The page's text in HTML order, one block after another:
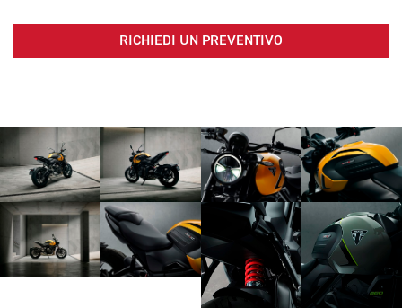
RICHIEDI UN PREVENTIVO